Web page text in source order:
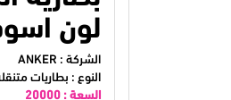
لون
الشركة : ANKER
النوع : بطاريات
السعة :20000